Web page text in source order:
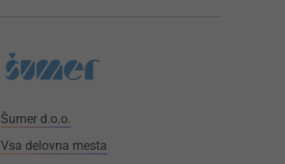
Šumer d.o.o.
Vsa delovna mesta